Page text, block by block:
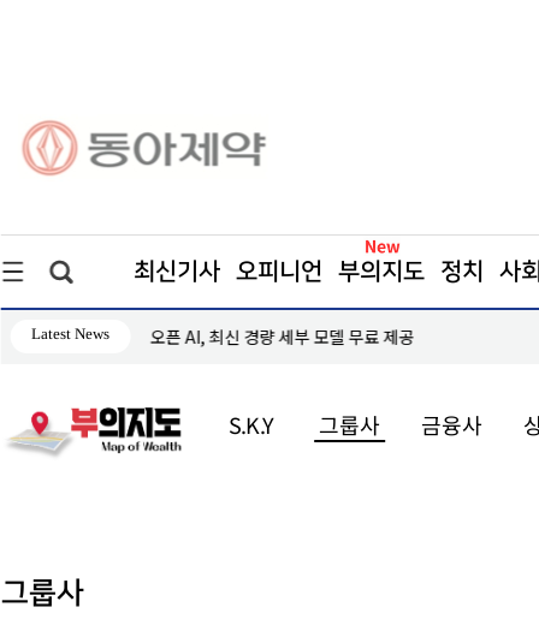
최신기사 오피니언 부의지도 정치 사
Latest News 오픈 AI, 최신 경량 세부 모델 무료 제공
S.K.Y 그룹사 금융사
그룹사